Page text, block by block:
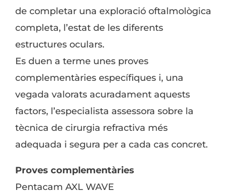
de completar una exploració oftalmològica
completa, l’estat de les diferents
estructures oculars.
Es duen a terme unes proves
complementàries específiques i, una
vegada valorats acuradament aquests
factors, l’especialista assessora sobre la
tècnica de cirurgia refractiva més
adequada i segura per a cada cas concret.
Proves complementàries
Pentacam AXL WAVE